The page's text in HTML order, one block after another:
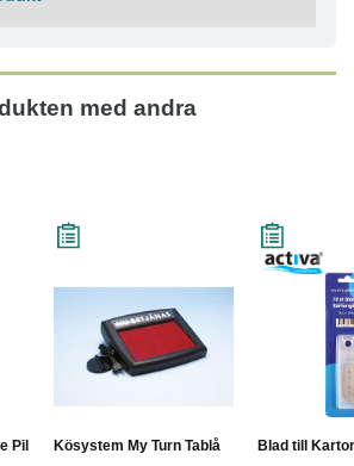
med andra
Pil A... Kösystem My Turn Tablå Blad till